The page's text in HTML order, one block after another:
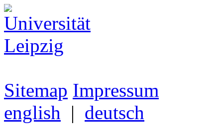
Sitemap Impressum
english | deutsch